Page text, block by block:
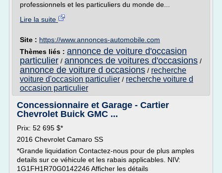
professionnels et les particuliers du monde de...
Lire la suite
Site : https://www.annonces-automobile.com
Thèmes liés : annonce de voiture d'occasion
particulier / annonces de voitures d'occasions /
annonce de voiture d occasions / recherche
voiture d'occasion particulier / recherche voiture d
occasion particulier
Concessionnaire et Garage - Cartier
Chevrolet Buick GMC ...
Prix: 52 695 $*
2016 Chevrolet Camaro SS
*Grande liquidation Contactez-nous pour de plus amples
details sur ce véhicule et les rabais applicables. NIV:
1G1FH1R70G0142246 Afficher les détails